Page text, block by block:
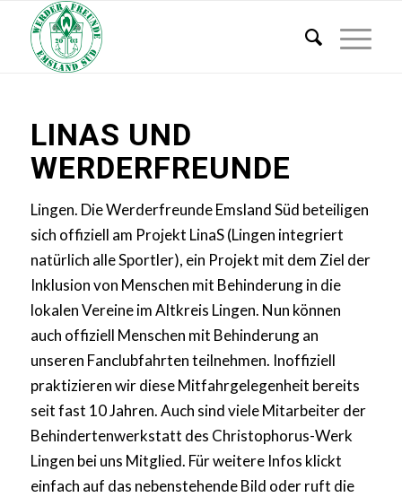
LINAS UND
WERDERFREUNDE
Lingen. Die Werderfreunde Emsland Süd beteiligen
sich offiziell am Projekt LinaS (Lingen integriert
natürlich alle Sportler), ein Projekt mit dem Ziel der
Inklusion von Menschen mit Behinderung in die
lokalen Vereine im Altkreis Lingen. Nun können
auch offiziell Menschen mit Behinderung an
unseren Fanclubfahrten teilnehmen. Inoffiziell
praktizieren wir diese Mitfahrgelegenheit bereits
seit fast 10 Jahren. Auch sind viele Mitarbeiter der
Behindertenwerkstatt des Christophorus-Werk
Lingen bei uns Mitglied. Für weitere Infos klickt
einfach auf das nebenstehende Bild oder ruft die